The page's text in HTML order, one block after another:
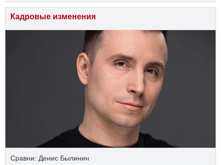
Кадровые изменения
Сравни: Денис Былинин